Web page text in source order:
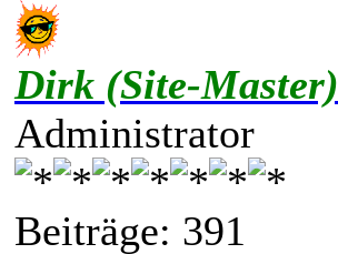
Dirk (Site-Master)
Administrator
Beiträge: 391